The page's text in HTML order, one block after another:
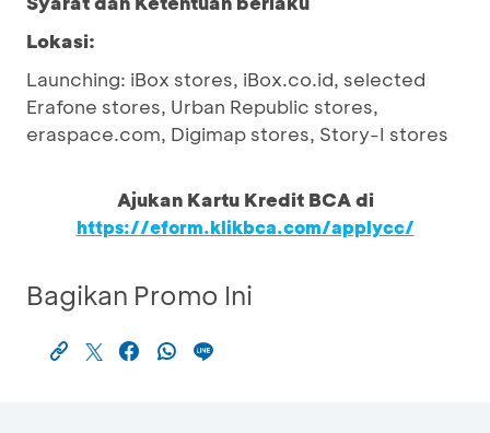
Lokasi:
Launching: iBox stores, iBox.co.id, selected
Erafone stores, Urban Republic stores,
eraspace.com, Digimap stores, Story-I stores
Ajukan Kartu Kredit BCA di
https://eform.klikbca.com/applycc/
Bagikan Promo Ini